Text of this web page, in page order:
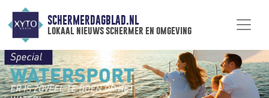
SCHERMERDAGBLAD.NL
lokaal nieuws schermer en omgeving